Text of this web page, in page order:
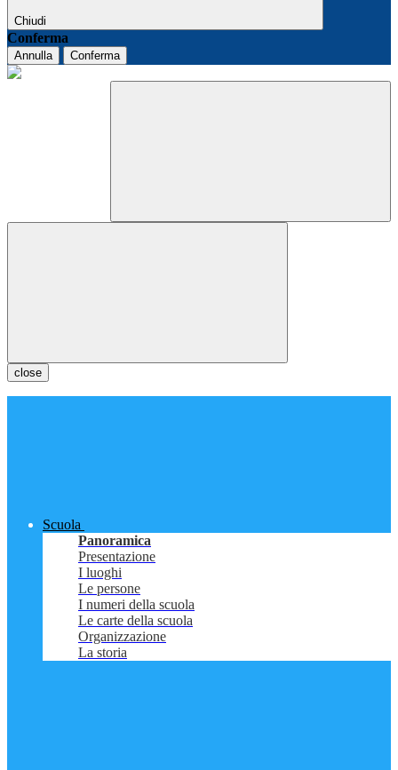
Chiudi
Conferma
Annulla Conferma
close
Scuola
Panoramica
Presentazione
I luoghi
Le persone
I numeri della scuola
Le carte della scuola
Organizzazione
La storia